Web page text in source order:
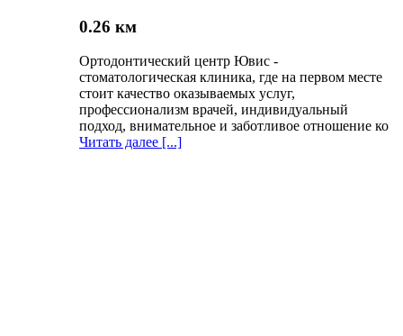
0.26 км
Ортодонтический центр Ювис -
стоматологическая клиника, где на первом месте
стоит качество оказываемых услуг,
профессионализм врачей, индивидуальный
подход, внимательное и заботливое отношение ко
Читать далее [...]